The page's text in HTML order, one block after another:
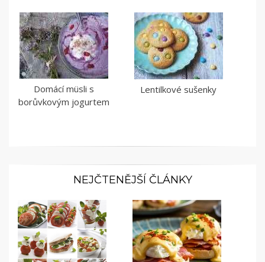
Domácí müsli s
borůvkovým jogurtem
Lentilkové sušenky
NEJČTENĚJŠÍ ČLÁNKY